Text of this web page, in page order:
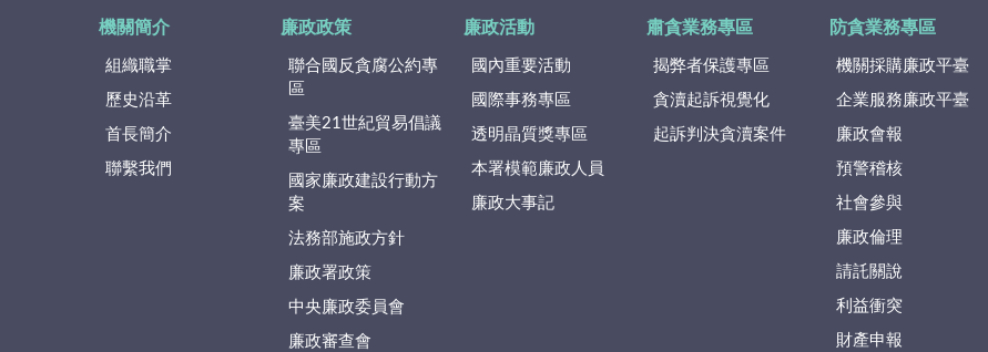
機關簡介
組織職掌
歷史沿革
首長簡介
聯繫我們
廉政政策
聯合國反貪腐公約專
區
臺美21世紀貿易倡議
專區
國家廉政建設行動方
案
法務部施政方針
廉政署政策
中央廉政委員會
廉政審查會
廉政活動
國內重要活動
國際事務專區
透明晶質獎專區
本署模範廉政人員
廉政大事記
肅貪業務專區
揭弊者保護專區
貪瀆起訴視覺化
起訴判決貪瀆案件
防貪業務專區
機關採購廉政平臺
企業服務廉政平臺
廉政會報
預警稽核
社會參與
廉政倫理
請託關說
利益衝突
財產申報